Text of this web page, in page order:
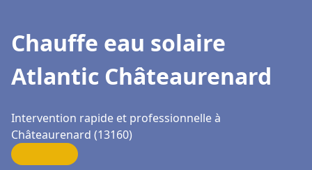
Chauffe eau solaire
Atlantic Châteaurenard
Intervention rapide et professionnelle à
Châteaurenard (13160)